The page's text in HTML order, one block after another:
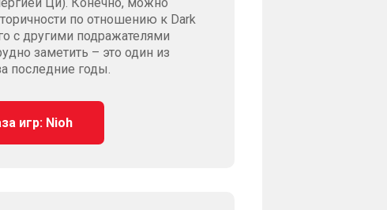
Ци). Конечно, можно
по отношению к Dark
с другими подражателями
заметить – это один из
последние годы.
игр: Nioh